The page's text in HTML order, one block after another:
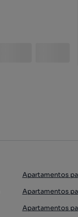
Apartamentos
Apartamentos
Apartamentos